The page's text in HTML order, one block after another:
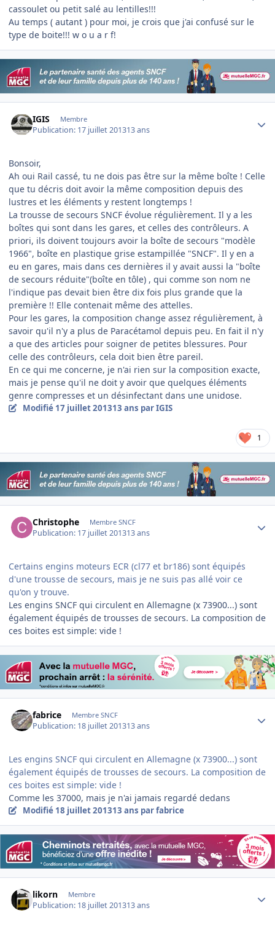
cassoulet ou petit salé au lentilles!!!
Au temps ( autant ) pour moi, je crois que j'ai confusé sur le
type de boite!!! w o u a r f!
IGIS Membre
Publication: 17 juillet 201313 ans
Bonsoir,
Ah oui Rail cassé, tu ne dois pas être sur la même boîte ! Celle
que tu décris doit avoir la même composition depuis des
lustres et les éléments y restent longtemps !
La trousse de secours SNCF évolue régulièrement. Il y a les
boîtes qui sont dans les gares, et celles des contrôleurs. A
priori, ils doivent toujours avoir la boîte de secours "modèle
1966", boîte en plastique grise estampillée "SNCF". Il y en a
eu en gares, mais dans ces dernières il y avait aussi la "boîte
de secours réduite"(boîte en tôle) , qui comme son nom ne
l'indique pas devait bien être dix fois plus grande que la
première !! Elle contenait même des attelles.
Pour les gares, la composition change assez régulièrement, à
savoir qu'il n'y a plus de Paracétamol depuis peu. En fait il n'y
a que des articles pour soigner de petites blessures. Pour
celle des contrôleurs, cela doit bien être pareil.
En ce qui me concerne, je n'ai rien sur la composition exacte,
mais je pense qu'il ne doit y avoir que quelques éléments
genre compresses et un désinfectant dans une unidose.
Modifié 17 juillet 201313 ans par IGIS
1
Christophe Membre SNCF
Publication: 17 juillet 201313 ans
Certains engins moteurs ECR (cl77 et br186) sont équipés
d'une trousse de secours, mais je ne suis pas allé voir ce
qu'on y trouve.
Les engins SNCF qui circulent en Allemagne (x 73900...) sont
également équipés de trousses de secours. La composition de
ces boites est simple: vide !
fabrice Membre SNCF
Publication: 18 juillet 201313 ans
Les engins SNCF qui circulent en Allemagne (x 73900...) sont
également équipés de trousses de secours. La composition de
ces boites est simple: vide !
Comme les 37000, mais je n'ai jamais regardé dedans
Modifié 18 juillet 201313 ans par fabrice
likorn Membre
Publication: 18 juillet 201313 ans